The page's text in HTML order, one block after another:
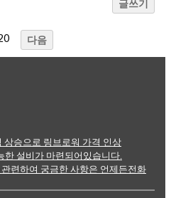
글쓰기
다음
상승으로 링브로워 가격 인상
설비가 마련되어있습니다.
련하여 궁금한 사항은 언제든전화